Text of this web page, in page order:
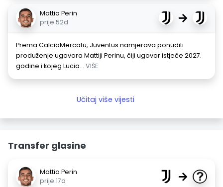
Mattia Perin
prije 52d
→
Prema CalcioMercatu, Juventus namjerava ponuditi
produženje ugovora Mattiji Perinu, čiji ugovor istječe 2027.
godine i kojeg Lucia... VIŠE
Učitaj više vijesti
Transfer glasine
Mattia Perin
prije 17d
→